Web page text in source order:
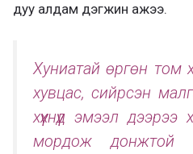
дуу алдам дэгжин ажээ.
Хуниатай өргөн том
хувцас, сийрсэн
хүүхнүүд эмээл
мордож донжтой